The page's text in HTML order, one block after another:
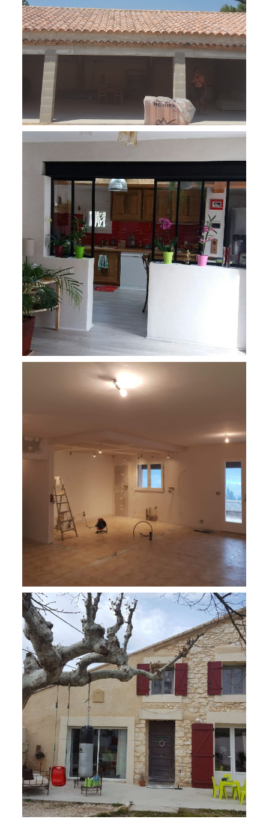
Rénovation totale de la toiture
Création d'une toiture pour un local
Rénovation maison
Rénovation maison